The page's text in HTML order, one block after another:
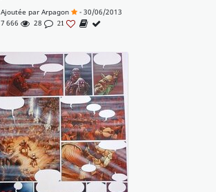
Ajoutée par Arpagon
- 30/06/2013
7 666
28 21